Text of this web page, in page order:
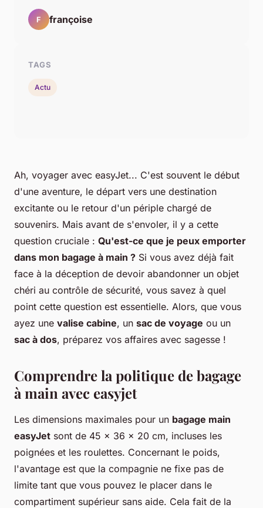
Ah, voyager avec easyJet... C'est souvent le début
d'une aventure, le départ vers une destination
excitante ou le retour d'un périple chargé de
souvenirs. Mais avant de s'envoler, il y a cette
question cruciale : Qu'est-ce que je peux emporter
dans mon bagage à main ? Si vous avez déjà fait
face à la déception de devoir abandonner un objet
chéri au contrôle de sécurité, vous savez à quel
point cette question est essentielle. Alors, que vous
ayez une valise cabine, un sac de voyage ou un
sac à dos, préparez vos affaires avec sagesse !
Comprendre la politique de bagage
à main avec easyjet
Les dimensions maximales pour un bagage main
easyJet sont de 45 x 36 x 20 cm, incluses les
poignées et les roulettes. Concernant le poids,
l'avantage est que la compagnie ne fixe pas de
limite tant que vous pouvez le placer dans le
compartiment supérieur sans aide. Cela fait de la
F françoise
TAGS
Actu